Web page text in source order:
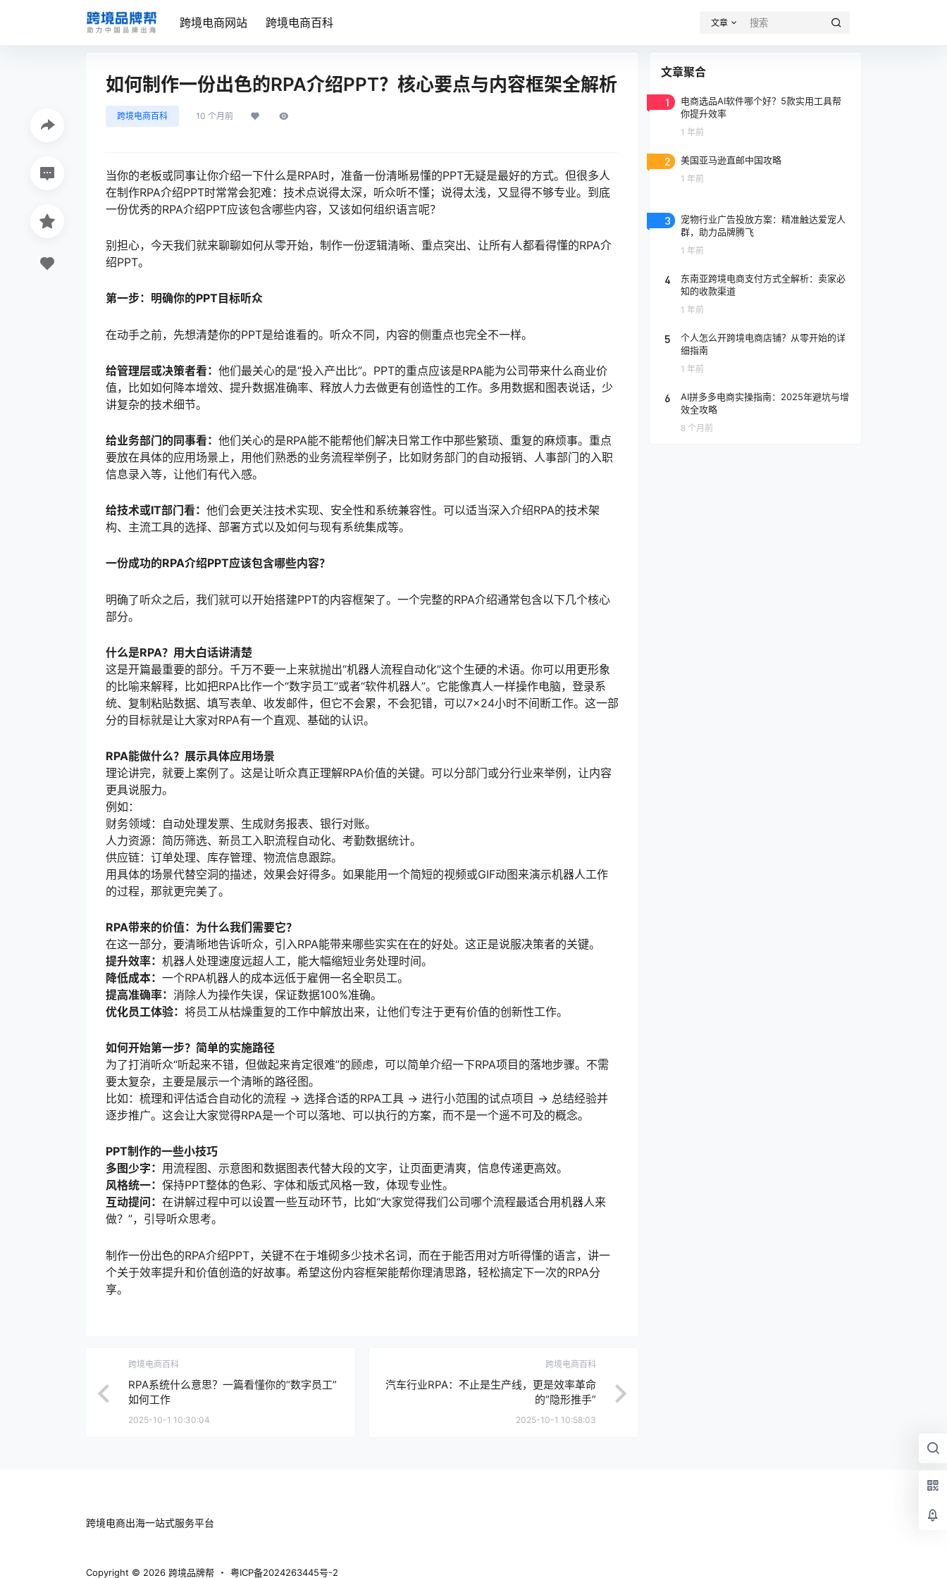
跨境电商网站 跨境电商百科 文章
如何制作一份出色的RPA介绍PPT？核心要点与内容框架全解析
跨境电商百科 10 个月前
当你的老板或同事让你介绍一下什么是RPA时，准备一份清晰易懂的PPT无疑是最好的方式。但很多人
在制作RPA介绍PPT时常常会犯难：技术点说得太深，听众听不懂；说得太浅，又显得不够专业。到底
一份优秀的RPA介绍PPT应该包含哪些内容，又该如何组织语言呢？
别担心，今天我们就来聊聊如何从零开始，制作一份逻辑清晰、重点突出、让所有人都看得懂的RPA介
绍PPT。
第一步：明确你的PPT目标听众
在动手之前，先想清楚你的PPT是给谁看的。听众不同，内容的侧重点也完全不一样。
给管理层或决策者看： 他们最关心的是“投入产出比”。PPT的重点应该是RPA能为公司带来什么商业价
值，比如如何降本增效、提升数据准确率、释放人力去做更有创造性的工作。多用数据和图表说话，少
讲复杂的技术细节。
给业务部门的同事看： 他们关心的是RPA能不能帮他们解决日常工作中那些繁琐、重复的麻烦事。重点
要放在具体的应用场景上，用他们熟悉的业务流程举例子，比如财务部门的自动报销、人事部门的入职
信息录入等，让他们有代入感。
给技术或IT部门看： 他们会更关注技术实现、安全性和系统兼容性。可以适当深入介绍RPA的技术架
构、主流工具的选择、部署方式以及如何与现有系统集成等。
一份成功的RPA介绍PPT应该包含哪些内容？
明确了听众之后，我们就可以开始搭建PPT的内容框架了。一个完整的RPA介绍通常包含以下几个核心
部分。
什么是RPA？用大白话讲清楚
这是开篇最重要的部分。千万不要一上来就抛出“机器人流程自动化”这个生硬的术语。你可以用更形象
的比喻来解释，比如把RPA比作一个“数字员工”或者“软件机器人”。它能像真人一样操作电脑，登录系
统、复制粘贴数据、填写表单、收发邮件，但它不会累，不会犯错，可以7×24小时不间断工作。这一部
分的目标就是让大家对RPA有一个直观、基础的认识。
RPA能做什么？展示具体应用场景
理论讲完，就要上案例了。这是让听众真正理解RPA价值的关键。可以分部门或分行业来举例，让内容
更具说服力。
例如：
财务领域：自动处理发票、生成财务报表、银行对账。
人力资源：简历筛选、新员工入职流程自动化、考勤数据统计。
供应链：订单处理、库存管理、物流信息跟踪。
用具体的场景代替空洞的描述，效果会好得多。如果能用一个简短的视频或GIF动图来演示机器人工作
的过程，那就更完美了。
RPA带来的价值：为什么我们需要它？
在这一部分，要清晰地告诉听众，引入RPA能带来哪些实实在在的好处。这正是说服决策者的关键。
提升效率： 机器人处理速度远超人工，能大幅缩短业务处理时间。
降低成本： 一个RPA机器人的成本远低于雇佣一名全职员工。
提高准确率： 消除人为操作失误，保证数据100%准确。
优化员工体验： 将员工从枯燥重复的工作中解放出来，让他们专注于更有价值的创新性工作。
如何开始第一步？简单的实施路径
为了打消听众“听起来不错，但做起来肯定很难”的顾虑，可以简单介绍一下RPA项目的落地步骤。不需
要太复杂，主要是展示一个清晰的路径图。
比如：梳理和评估适合自动化的流程 -> 选择合适的RPA工具 -> 进行小范围的试点项目 -> 总结经验并
逐步推广。这会让大家觉得RPA是一个可以落地、可以执行的方案，而不是一个遥不可及的概念。
PPT制作的一些小技巧
多图少字： 用流程图、示意图和数据图表代替大段的文字，让页面更清爽，信息传递更高效。
风格统一： 保持PPT整体的色彩、字体和版式风格一致，体现专业性。
互动提问： 在讲解过程中可以设置一些互动环节，比如“大家觉得我们公司哪个流程最适合用机器人来
做？”，引导听众思考。
制作一份出色的RPA介绍PPT，关键不在于堆砌多少技术名词，而在于能否用对方听得懂的语言，讲一
个关于效率提升和价值创造的好故事。希望这份内容框架能帮你理清思路，轻松搞定下一次的RPA分
享。
跨境电商百科
RPA系统什么意思？一篇看懂你的“数字员工”
如何工作
2025-10-1 10:30:04
跨境电商百科
汽车行业RPA：不止是生产线，更是效率革命
的“隐形推手”
2025-10-1 10:58:03
文章聚合
1
电商选品AI软件哪个好？5款实用工具帮
你提升效率
1 年前
2 美国亚马逊直邮中国攻略
1 年前
3
宠物行业广告投放方案：精准触达爱宠人
群，助力品牌腾飞
1 年前
4
东南亚跨境电商支付方式全解析：卖家必
知的收款渠道
1 年前
5
个人怎么开跨境电商店铺？从零开始的详
细指南
1 年前
6
AI拼多多电商实操指南：2025年避坑与增
效全攻略
8 个月前
跨境电商出海一站式服务平台
Copyright © 2026 跨境品牌帮 ・ 粤ICP备2024263445号-2